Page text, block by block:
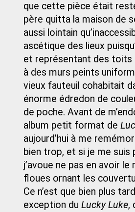
que cette pièce était
père quitta la maison de
aussi lointain
ascétique des lieux
et représentant des toits
à des murs peints
vieux fauteuil cohabitait
énorme édredon de
de poche. Avant de
album petit format de
aujourd’hui à me
bien trop, et si je me suis
j’avoue ne pas en avoir
floues ornant les
Ce n’est que bien plus
exception du Lucky Luke,